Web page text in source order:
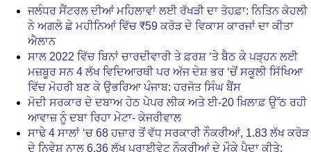
ਜਲੰਧਰ ਸੈਂਟਰਲ ਦੀਆਂ ਮਹਿਲਾਵਾਂ ਲਈ ਰੱਖੜੀ ਦਾ ਤੋਹਫ਼ਾ: ਨਿਤਿਨ ਕੋਹਲੀ
ਨੇ ਅਗਲੇ ਛੇ ਮਹੀਨਿਆਂ ਵਿੱਚ ₹59 ਕਰੋੜ ਦੇ ਵਿਕਾਸ ਕਾਰਜਾਂ ਦਾ ਕੀਤਾ
ਐਲਾਨ
ਸਾਲ 2022 ਵਿੱਚ ਬਿਨਾਂ ਚਾਰਦੀਵਾਰੀ ਤੇ ਫ਼ਰਸ਼ ‘ਤੇ ਬੈਠ ਕੇ ਪੜ੍ਹਨ ਲਈ
ਮਜ਼ਬੂਰ ਸਨ 4 ਲੱਖ ਵਿਦਿਆਰਥੀ ਪਰ ਅੱਜ ਦੇਸ਼ ਭਰ ‘ਚੋਂ ਸਕੂਲੀ ਸਿੱਖਿਆ
ਵਿੱਚ ਮੋਹਰੀ ਬਣ ਕੇ ਉਭਰਿਆ ਪੰਜਾਬ: ਹਰਜੋਤ ਸਿੰਘ ਬੈਂਸ
ਮੋਦੀ ਸਰਕਾਰ ਦੇ ਦਬਾਅ ਹੇਠ ਪੇਪਰ ਲੀਕ ਅਤੇ ਈ-20 ਖ਼ਿਲਾਫ਼ ਉੱਠ ਰਹੀ
ਆਵਾਜ਼ ਨੂੰ ਦਬਾ ਰਿਹਾ ਮੇਟਾ- ਕੇਜਰੀਵਾਲ
ਸਾਢੇ 4 ਸਾਲਾਂ ‘ਚ 68 ਹਜ਼ਾਰ ਤੋਂ ਵੱਧ ਸਰਕਾਰੀ ਨੌਕਰੀਆਂ, 1.83 ਲੱਖ ਕਰੋੜ
ਦੇ ਨਿਵੇਸ਼ ਨਾਲ 6.36 ਲੱਖ ਪ੍ਰਾਈਵੇਟ ਨੌਕਰੀਆਂ ਦੇ ਮੌਕੇ ਪੈਦਾ ਕੀਤੇ: